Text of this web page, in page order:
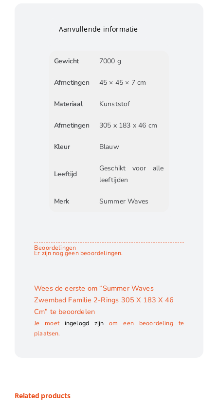
Aanvullende informatie
Gewicht 7000 g
Afmetingen 45 × 45 × 7 cm
Materiaal Kunststof
Afmetingen 305 x 183 x 46 cm
Kleur Blauw
Leeftijd
Geschikt voor alle
leeftijden
Merk Summer Waves
Beoordelingen
Er zijn nog geen beoordelingen.
Wees de eerste om “Summer Waves
Zwembad Familie 2-Rings 305 X 183 X 46
Cm” te beoordelen
Je moet ingelogd zijn om een beoordeling te
plaatsen.
Related products